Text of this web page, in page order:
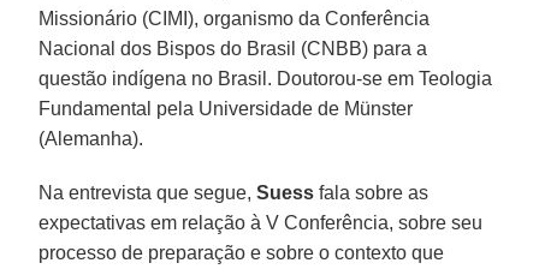
Missionário (CIMI), organismo da Conferência
Nacional dos Bispos do Brasil (CNBB) para a
questão indígena no Brasil. Doutorou-se em Teologia
Fundamental pela Universidade de Münster
(Alemanha).
Na entrevista que segue,Suess fala sobre as
expectativas em relação à V Conferência, sobre seu
processo de preparação e sobre o contexto que